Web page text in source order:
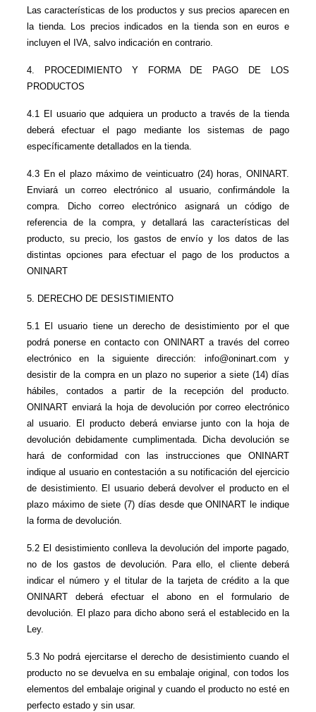
Las características de los productos y sus precios aparecen en
la tienda. Los precios indicados en la tienda son en euros e
incluyen el IVA, salvo indicación en contrario.
4. PROCEDIMIENTO Y FORMA DE PAGO DE LOS
PRODUCTOS
4.1 El usuario que adquiera un producto a través de la tienda
deberá efectuar el pago mediante los sistemas de pago
específicamente detallados en la tienda.
4.3 En el plazo máximo de veinticuatro (24) horas, ONINART.
Enviará un correo electrónico al usuario, confirmándole la
compra. Dicho correo electrónico asignará un código de
referencia de la compra, y detallará las características del
producto, su precio, los gastos de envío y los datos de las
distintas opciones para efectuar el pago de los productos a
ONINART
5. DERECHO DE DESISTIMIENTO
5.1 El usuario tiene un derecho de desistimiento por el que
podrá ponerse en contacto con ONINART a través del correo
electrónico en la siguiente dirección: info@oninart.com y
desistir de la compra en un plazo no superior a siete (14) días
hábiles, contados a partir de la recepción del producto.
ONINART enviará la hoja de devolución por correo electrónico
al usuario. El producto deberá enviarse junto con la hoja de
devolución debidamente cumplimentada. Dicha devolución se
hará de conformidad con las instrucciones que ONINART
indique al usuario en contestación a su notificación del ejercicio
de desistimiento. El usuario deberá devolver el producto en el
plazo máximo de siete (7) días desde que ONINART le indique
la forma de devolución.
5.2 El desistimiento conlleva la devolución del importe pagado,
no de los gastos de devolución. Para ello, el cliente deberá
indicar el número y el titular de la tarjeta de crédito a la que
ONINART deberá efectuar el abono en el formulario de
devolución. El plazo para dicho abono será el establecido en la
Ley.
5.3 No podrá ejercitarse el derecho de desistimiento cuando el
producto no se devuelva en su embalaje original, con todos los
elementos del embalaje original y cuando el producto no esté en
perfecto estado y sin usar.